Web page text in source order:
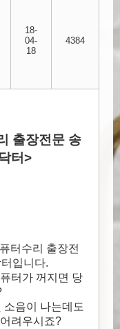
18-
04-
18
4384
출장전문 송
터>
터수리 출장전
입니다.
터가 꺼지면 당
소음이 나는데도
려우시죠?